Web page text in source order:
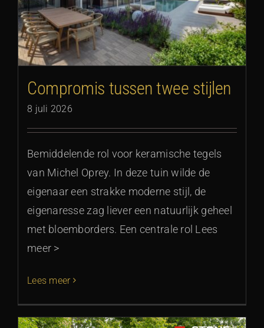
Compromis tussen twee stijlen
8 juli 2026
Bemiddelende rol voor keramische tegels
van Michel Oprey. In deze tuin wilde de
eigenaar een strakke moderne stijl, de
eigenaresse zag liever een natuurlijk geheel
met bloemborders. Een centrale rol Lees
meer >
Lees meer